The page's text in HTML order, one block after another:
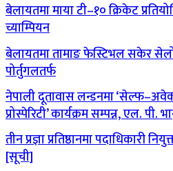
बेलायतमा माया टी–१० क्रिकेट
च्याम्पियन
बेलायतमा तामाङ फेस्टिभल सकेर
पोर्तुगलतर्फ
नेपाली दूतावास लन्डनमा
प्रोस्पेरिटी’ कार्यक्रम सम्पन्न, एल.
तीन प्रज्ञा प्रतिष्ठानमा
[सूची]